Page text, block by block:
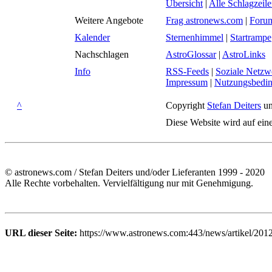
Übersicht
Alle
Weitere Angebote
Frag astronews.com |
Kalender
Sternenhimmel | Startrampe
Nachschlagen
AstroGlossar| AstroLinks
Info
RSS-Feeds | Soziale
Impressum |
^ Copyright Stefan Deiters
Diese Website wird auf
© astronews.com / Stefan Deiters und/oder Lieferanten 1999 - 2020
Alle Rechte vorbehalten. Vervielfältigung nur mit Genehmigung.
URL dieser Seite: https://www.astronews.com:443/news/artikel/